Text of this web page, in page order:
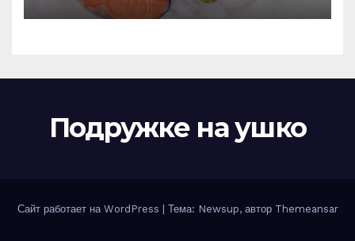
Подружке на ушко
Сайт работает на WordPress Тема: Newsup, автор Themeansar